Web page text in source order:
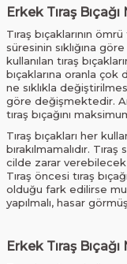
Erkek Tıraş
Tıraş bıçaklarının
süresinin sıklığına
kullanılan tıraş
bıçaklarına oranla çok
ne sıklıkla
göre değişmektedir.
tıraş bıçağını
Tıraş bıçakları her
bırakılmamalıdır.
cilde zarar
Tıraş öncesi tıraş
olduğu fark edilirse
yapılmalı, hasar
Erkek Tıraş Bıçağı